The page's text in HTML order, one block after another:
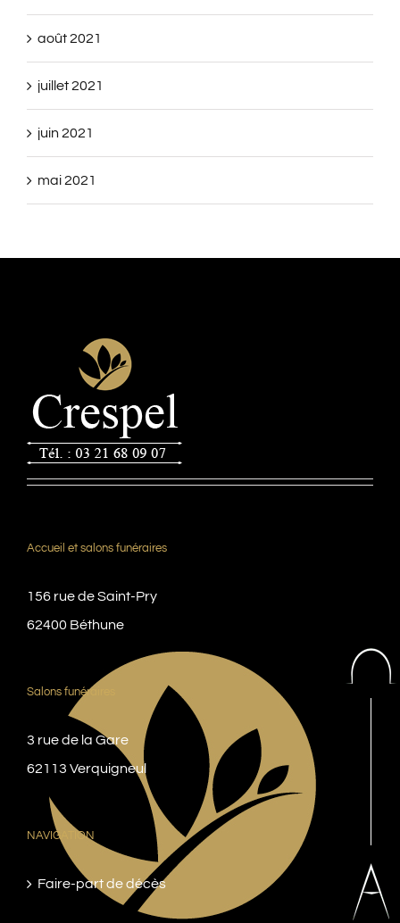
août 2021
juillet 2021
juin 2021
mai 2021
Accueil et salons funéraires
156 rue de Saint-Pry
62400 Béthune
Salons funéraires
3 rue de la Gare
62113 Verquigneul
NAVIGATION
Faire-part de décès